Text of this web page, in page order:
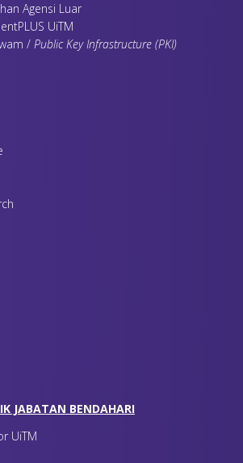
Agensi Luar
UiTM
/ Public Key Infrastructure (PKI)
JABATAN BENDAHARI
UiTM